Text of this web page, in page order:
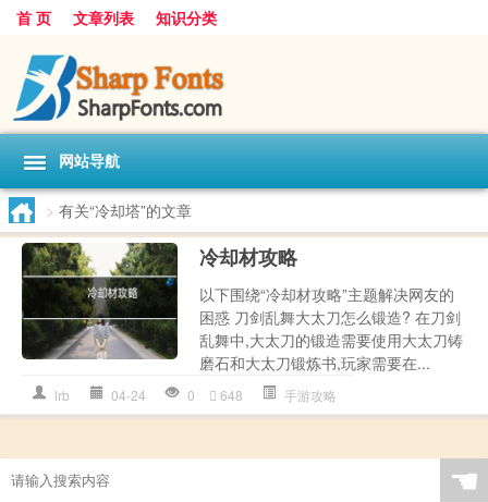
首 页 文章列表 知识分类
网站导航
> 有关“冷却塔”的文章
冷却材攻略
以下围绕“冷却材攻略”主题解决网友的
困惑 刀剑乱舞大太刀怎么锻造? 在刀剑
乱舞中,大太刀的锻造需要使用大太刀铸
磨石和大太刀锻炼书,玩家需要在...
lrb 04-24 0 648 手游攻略
☚